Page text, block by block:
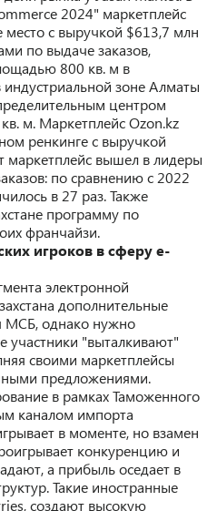
2024" маркетплейс
с выручкой $613,7 млн
по выдаче заказов,
800 кв. м в
зоне Алматы
центром
м. Маркетплейс Ozon.kz
ренкинге с выручкой
маркетплейс вышел в лидеры
по сравнению с 2022
в 27 раз. Также
программу по
франчайзи.
игроков в сферу e-
электронной
дополнительные
МСБ, однако нужно
участники "выталкивают"
своими маркетплейсы
предложениями.
в рамках Таможенного
каналом импорта
в моменте, но взамен
конкуренцию и
а прибыль оседает в
Такие иностранные
создают высокую